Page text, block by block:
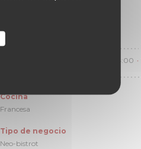
Horario de apertura
Lunes
12:00 - 14:00 •
Cocina
Francesa
Tipo de negocio
Neo-bistrot